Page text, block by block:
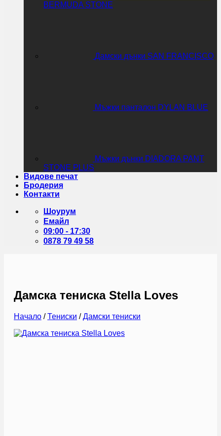
BERMUDA STONE
Дамски дънки SAN FRANCISCO
Мъжки панталон DYLAN BLUE
Мъжки дънки DIADORA PANT
STONE PLUS
Видове печат
Бродерия
Контакти
Шоурум
Емайл
09:00 - 17:30
0878 79 49 58
Дамска тениска Stella Loves
Начало / Тениски / Дамски тениски